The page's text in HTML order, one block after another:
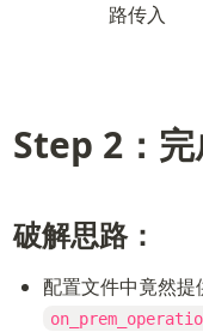
路传入
Step 2：
破解思路：
配置文件中竟然